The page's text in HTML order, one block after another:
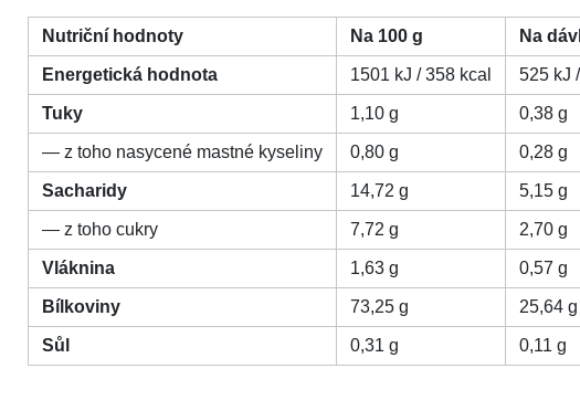
Nutriční hodnoty Na 100 g Na
Energetická hodnota 1501 kJ / 358 kcal 525 kJ
Tuky 1,10 g 0,38 g
— z toho nasycené mastné kyseliny 0,80 g 0,28 g
Sacharidy 14,72 g 5,15 g
— z toho cukry 7,72 g 2,70 g
Vláknina 1,63 g 0,57 g
Bílkoviny 73,25 g 25,64 g
Sůl 0,31 g 0,11 g